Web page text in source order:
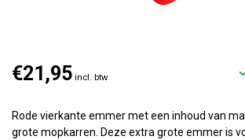
€21,95 incl. btw
Rode vierkante emmer met een inhoud van
grote mopkarren. Deze extra grote emmer is